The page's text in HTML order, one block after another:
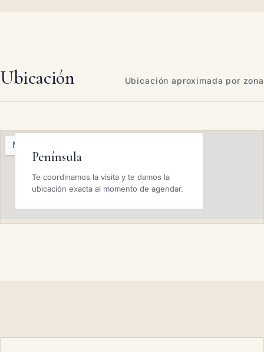
Ubicación Ubicación aproximada por zona
Península
Te coordinamos la visita y te damos la
ubicación exacta al momento de agendar.